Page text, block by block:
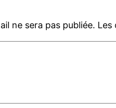
ne sera pas publiée. Les